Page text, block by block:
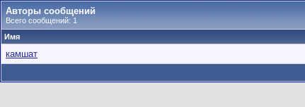
Авторы сообщений
Всего сообщений: 1
Имя
камшат